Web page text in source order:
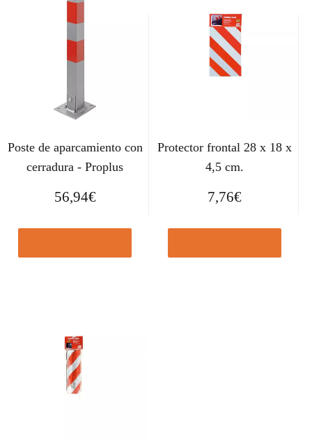
Poste de aparcamiento con
cerradura - Proplus
56,94€
Protector frontal 28 x 18 x
4,5 cm.
7,76€